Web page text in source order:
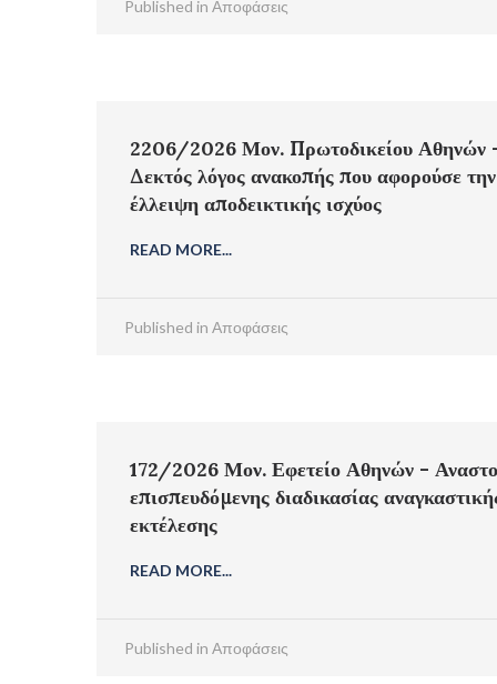
Published in Αποφάσεις
2206/2026 Μον. Πρωτοδικείου Αθηνών
Δεκτός λόγος ανακοπής που αφορούσε την
έλλειψη αποδεικτικής ισχύος
READ MORE...
Published in Αποφάσεις
172/2026 Μον. Εφετείο Αθηνών -
επισπευδόμενης διαδικασίας
εκτέλεσης
READ MORE...
Published in Αποφάσεις